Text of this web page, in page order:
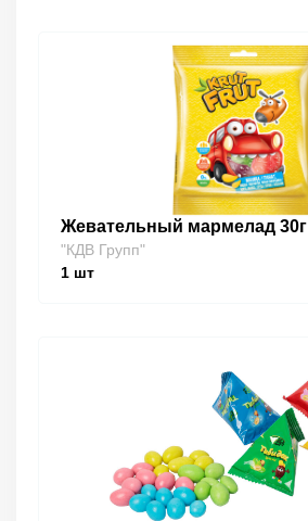
Жевательный мармелад 30г
"КДВ Групп"
1 шт